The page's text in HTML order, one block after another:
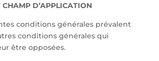
CHAMP D’APPLICATION
conditions générales prévalent
conditions générales qui
être opposées.